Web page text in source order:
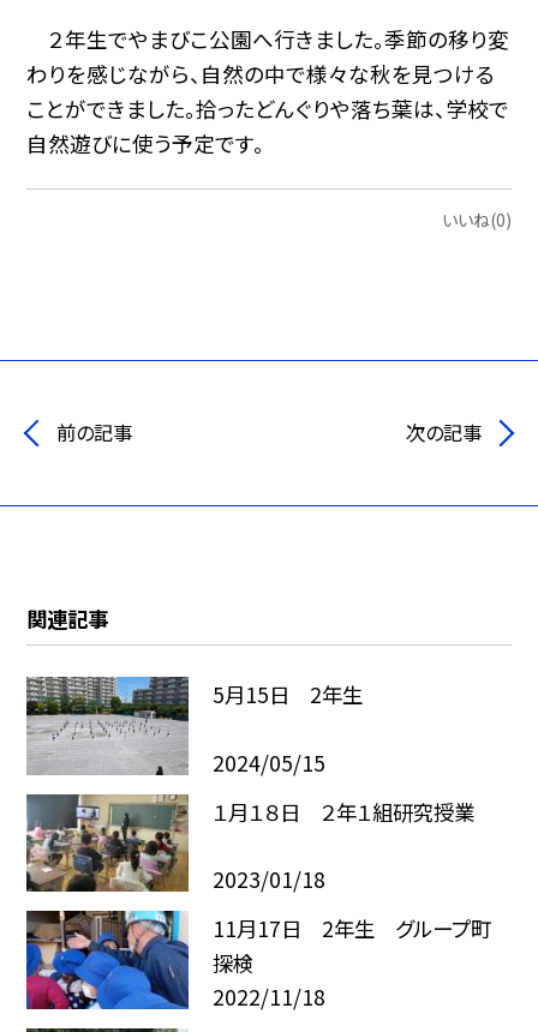
２年生でやまびこ公園へ行きました。季節の移り変
わりを感じながら、自然の中で様々な秋を見つける
ことができました。拾ったどんぐりや落ち葉は、学校で
自然遊びに使う予定です。
いいね(0)
前の記事 次の記事
関連記事
5月15日 2年生
2024/05/15
１月１８日 ２年１組研究授業
2023/01/18
11月17日 2年生 グループ町
探検
2022/11/18